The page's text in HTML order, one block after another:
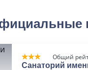
Общий
Санаторий